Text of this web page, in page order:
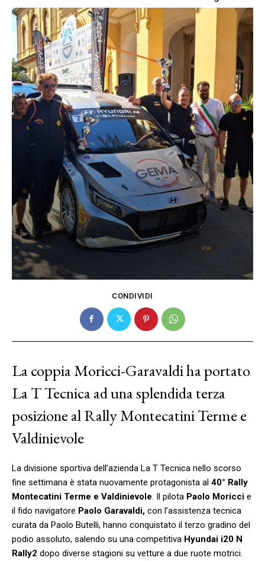
CONDIVIDI
La coppia Moricci-Garavaldi ha portato
La T Tecnica ad una splendida terza
posizione al Rally Montecatini Terme e
Valdinievole
La divisione sportiva dell’azienda La T Tecnica nello scorso
fine settimana è stata nuovamente protagonista al 40° Rally
Montecatini Terme e Valdinievole. Il pilota Paolo Moricci e
il fido navigatore Paolo Garavaldi, con l’assistenza tecnica
curata da Paolo Butelli, hanno conquistato il terzo gradino del
podio assoluto, salendo su una competitiva Hyundai i20 N
Rally2 dopo diverse stagioni su vetture a due ruote motrici.